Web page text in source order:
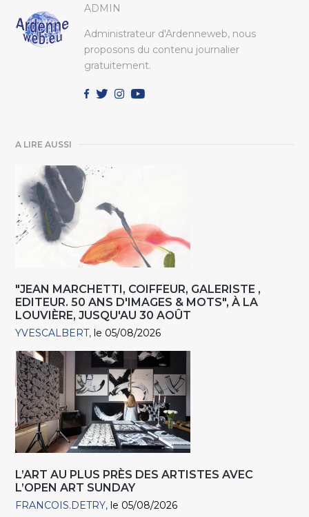
ADMIN
Administrateur d'Ardenneweb, nous
proposons du contenu journalier
gratuitement.
A LIRE AUSSI
"JEAN MARCHETTI, COIFFEUR, GALERISTE ,
EDITEUR. 50 ANS D'IMAGES & MOTS", À LA
LOUVIÈRE, JUSQU'AU 30 AOÛT
YVESCALBERT le 05/08/2026
L’ART AU PLUS PRÈS DES ARTISTES AVEC
L’OPEN ART SUNDAY
FRANCOIS.DETRY le 05/08/2026